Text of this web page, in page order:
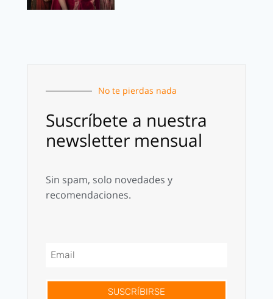
No te pierdas nada
Suscríbete a nuestra
newsletter mensual
Sin spam, solo novedades y
recomendaciones.
SUSCRÍBIRSE